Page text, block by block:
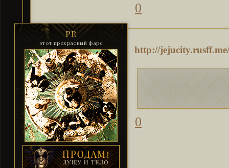
0
PR
этот прекрасный фарс
http://
0